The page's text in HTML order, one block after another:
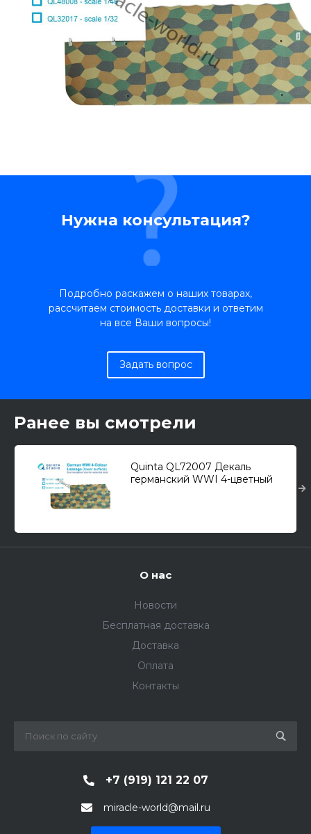
Нужна консультация?
Подробно раскажем о наших товарах,
рассчитаем стоимость доставки и ответим
на все Ваши вопросы!
Задать вопрос
Ранее вы смотрели
Quinta QL72007 Декаль
германский WWI 4-цветный
О нас
Новости
Бесплатная доставка
Доставка
Оплата
Контакты
+7 (919) 121 22 07
miracle-world@mail.ru